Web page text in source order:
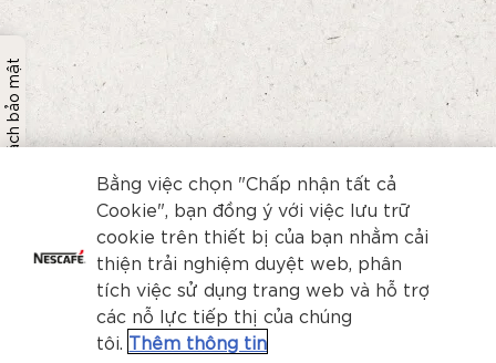
Chính sách bảo mật
Bằng việc chọn "Chấp nhận tất cả
Cookie", bạn đồng ý với việc lưu trữ
cookie trên thiết bị của bạn nhằm cải
thiện trải nghiệm duyệt web, phân
tích việc sử dụng trang web và hỗ trợ
các nỗ lực tiếp thị của chúng
tôi. Thêm thông tin